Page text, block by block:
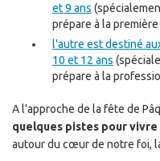
et 9 ans
prépare à la
l'autre est destiné
10 et 12 ans
prépare à la
A l'approche de la fête de
quelques pistes pour vivre
autour du cœur de notre foi,